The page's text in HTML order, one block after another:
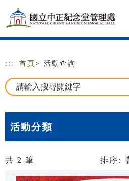
跳到主要內容
網站導覽
::: 首頁 > 活動查詢
活動分類
共 2 筆 排序: